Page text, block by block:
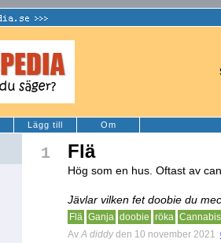
Lägg till Om
1 Flä
Hög som en hus. Oftast av
Jävlar vilken fet doobie du
Flä Ganja doobie röka Cannabis
Av A diddy den 10 november 2021